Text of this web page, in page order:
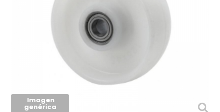
Imagen
genérica